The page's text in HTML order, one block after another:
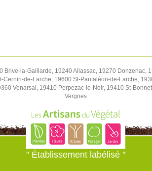
Brive-la-Gaillarde, 19240 Allassac, 19270 Donzenac,
de-Larche, 19600 St-Pantaléon-de-Larche,
Venarsal, 19410 Perpezac-le-Noir, 19410 St-
Vergnes
" Établissement labélisé "